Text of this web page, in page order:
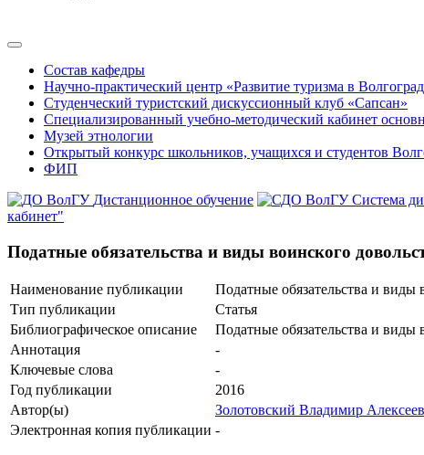
Состав кафедры
Научно-практический центр «Развитие туризма в
Студенческий туристский дискуссионный клуб «Сапсан»
Специализированный учебно-методический кабинет
Музей этнологии
Открытый конкурс школьников, учащихся и студентов
ФИП
Дистанционное обучение
Система
кабинет"
Податные обязательства и виды воинского
Наименование публикации
Податные обязательства и виды
Тип публикации
Статья
Библиографическое описание
Податные обязательства и виды
Аннотация
-
Ключевые cлова
-
Год публикации
2016
Автор(ы)
Золотовский Владимир
Электронная копия публикации -